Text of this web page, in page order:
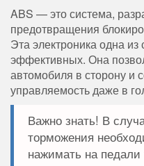
ABS — это система,
предотвращения
Эта электроника одна
эффективных. Она
автомобиля в сторону и
управляемость даже в
Важно знать! В
торможения
нажимать на